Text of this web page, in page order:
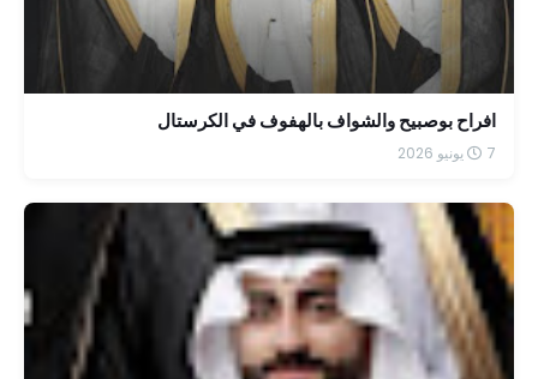
افراح بوصبيح والشواف بالهفوف في الكرستال
7 يونيو 2026